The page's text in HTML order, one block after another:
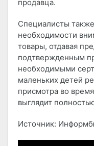
продавца.
Специалисты
необходимости
товары, отдавая
подтвержденным
необходимыми
маленьких детей
присмотра во
выглядит
Источник: